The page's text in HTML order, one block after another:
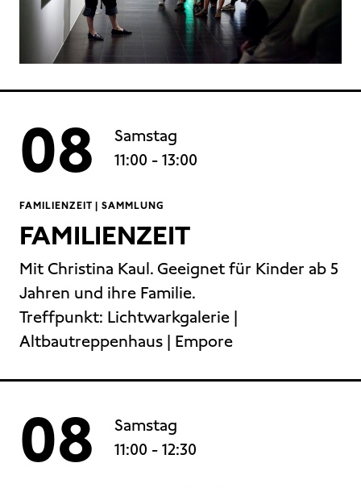
08
Samstag
11:00 - 13:00
FAMILIENZEIT | SAMMLUNG
FAMILIENZEIT
Mit Christina Kaul. Geeignet für Kinder ab 5
Jahren und ihre Familie.
Treffpunkt: Lichtwarkgalerie |
Altbautreppenhaus | Empore
08
Samstag
11:00 - 12:30